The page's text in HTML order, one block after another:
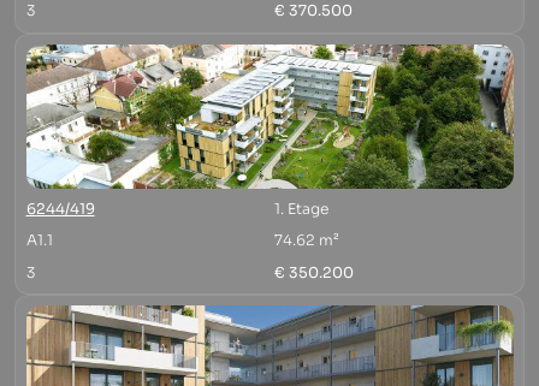
3
€ 370.500
6244/419
1. Etage
A1.1
74.62 m²
3
€ 350.200